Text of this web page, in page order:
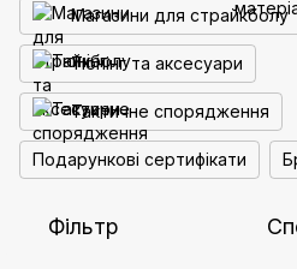
Магазини для страйкболу
Тюнінг та аксесуари
Тактичне спорядження
Подарункові сертифікати
Фільтр